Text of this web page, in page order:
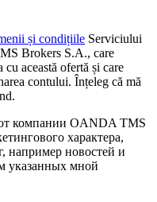
și condițiile Serviciului
Brokers S.A., care
această ofertă și care
contului. Înțeleg că mă
компании OANDA TMS
характера,
например новостей и
указанных мной